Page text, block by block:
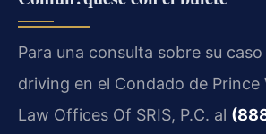
Para una consulta sobre su
driving en el Condado de Prince
Law Offices Of SRIS, P.C. al